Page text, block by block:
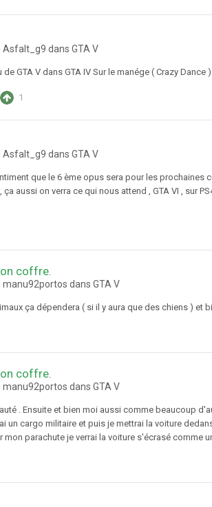
Asfalt_g9 dans GTA V
GTA V dans GTA IV Sur le manége ( Crazy Dance
1
Asfalt_g9 dans GTA V
que le 6 ème opus sera pour les prochaines
aussi on verra ce qui nous attend , GTA VI , sur
coffre.
manu92portos dans GTA V
ça dépendera ( si il y aura que des chiens ) et
coffre.
manu92portos dans GTA V
. Ensuite et bien moi aussi comme beaucoup
un cargo militaire et puis je mettrai la voiture
parachute je verrai la voiture s'écrasé comme